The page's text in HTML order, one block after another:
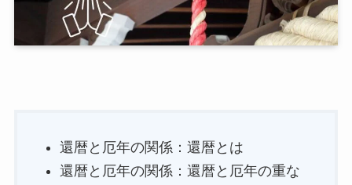
還暦と厄年の関係：還暦とは
還暦と厄年の関係：還暦と厄年の重な